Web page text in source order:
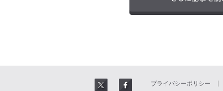
プライバシーポリシー